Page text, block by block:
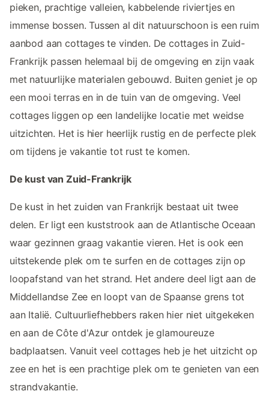
pieken, prachtige valleien, kabbelende riviertjes en
immense bossen. Tussen al dit natuurschoon is een ruim
aanbod aan cottages te vinden. De cottages in Zuid-
Frankrijk passen helemaal bij de omgeving en zijn vaak
met natuurlijke materialen gebouwd. Buiten geniet je op
een mooi terras en in de tuin van de omgeving. Veel
cottages liggen op een landelijke locatie met weidse
uitzichten. Het is hier heerlijk rustig en de perfecte plek
om tijdens je vakantie tot rust te komen.
De kust van Zuid-Frankrijk
De kust in het zuiden van Frankrijk bestaat uit twee
delen. Er ligt een kuststrook aan de Atlantische Oceaan
waar gezinnen graag vakantie vieren. Het is ook een
uitstekende plek om te surfen en de cottages zijn op
loopafstand van het strand. Het andere deel ligt aan de
Middellandse Zee en loopt van de Spaanse grens tot
aan Italië. Cultuurliefhebbers raken hier niet uitgekeken
en aan de Côte d'Azur ontdek je glamoureuze
badplaatsen. Vanuit veel cottages heb je het uitzicht op
zee en het is een prachtige plek om te genieten van een
strandvakantie.